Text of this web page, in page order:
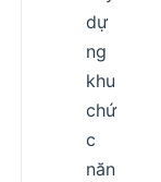
dự
ng
khu
chứ
c
năn